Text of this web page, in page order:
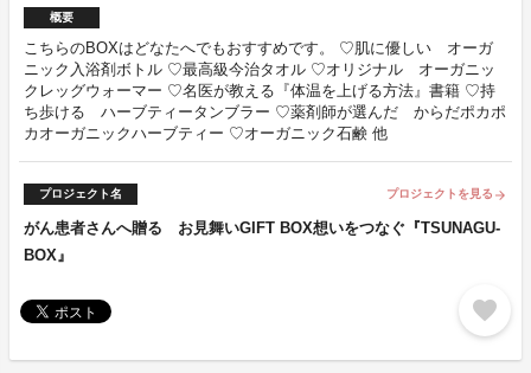
概要
こちらのBOXはどなたへでもおすすめです。 ♡肌に優しい オーガ
ニック入浴剤ボトル ♡最高級今治タオル ♡オリジナル オーガニッ
クレッグウォーマー ♡名医が教える『体温を上げる方法』書籍 ♡持
ち歩ける ハーブティータンブラー ♡薬剤師が選んだ からだポカポ
カオーガニックハーブティー ♡オーガニック石鹸 他
プロジェクト名 プロジェクトを見る arrow_forward
がん患者さんへ贈る お見舞いGIFT BOX想いをつなぐ『TSUNAGU-
BOX』
favorite